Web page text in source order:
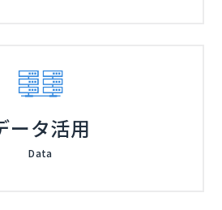
ータ活用
Data